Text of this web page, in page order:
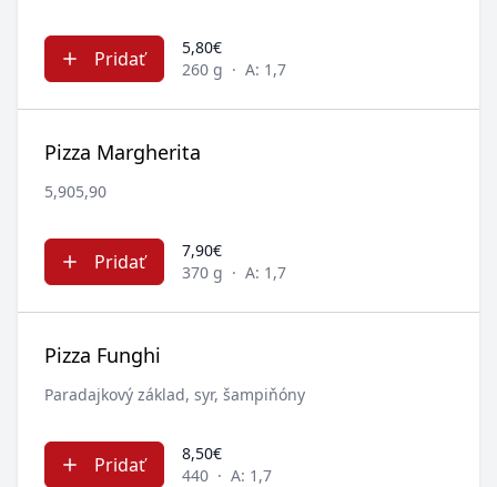
Pridať
5,80€
260 g · A: 1,7
Pizza Margherita
5,905,90
Pridať
7,90€
370 g · A: 1,7
Pizza Funghi
Paradajkový základ, syr, šampiňóny
Pridať
8,50€
440 · A: 1,7